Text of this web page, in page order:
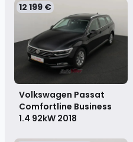
12 199 €
Volkswagen Passat
Comfortline Business
1.4 92kW 2018